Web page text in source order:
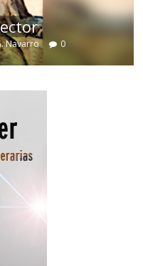
Navarro 0